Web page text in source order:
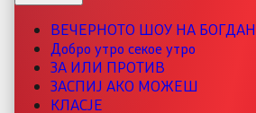
ВЕЧЕРНОТО ШОУ НА БОГДАН
Добро утро секое утро
ЗА ИЛИ ПРОТИВ
ЗАСПИЈ АКО МОЖЕШ
КЛАСЈЕ